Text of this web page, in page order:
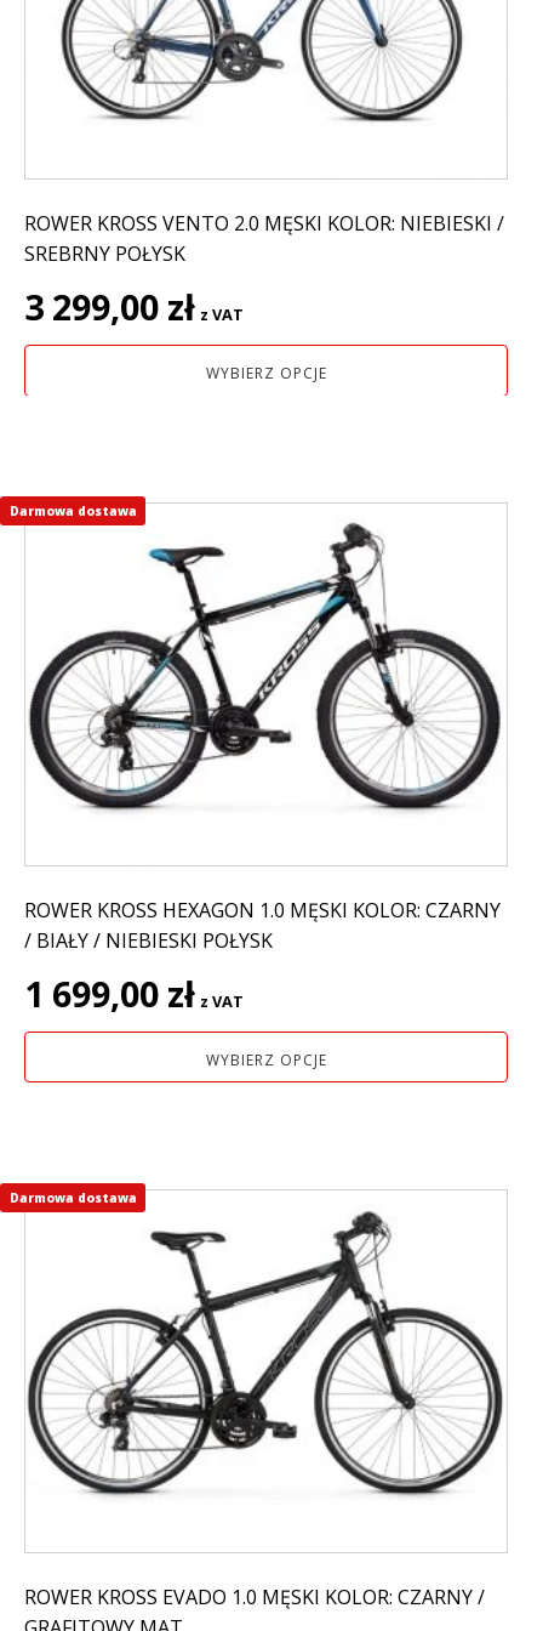
ROWER KROSS VENTO 2.0 MĘSKI KOLOR: NIEBIESKI /
SREBRNY POŁYSK
3 299,00 zł z VAT
WYBIERZ OPCJE
można
wybrać
stronie
ROWER KROSS HEXAGON 1.0 MĘSKI KOLOR: CZARNY
/ BIAŁY / NIEBIESKI POŁYSK
1 699,00 zł z VAT
WYBIERZ OPCJE
Ten
wariantów.
Opcje
można
wybrać
na
stronie
produktu
Darmowa dostawa
ROWER KROSS EVADO 1.0 MĘSKI KOLOR: CZARNY /
Ten
wariantów.
Opcje
można
wybrać
na
stronie
Darmowa dostawa